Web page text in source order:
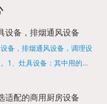
设备，排烟通风设备
备，排烟通风设备，调理设
1、灶具设备：其中用的较
的合格设备才能进行使用，
适配的商用厨房设备